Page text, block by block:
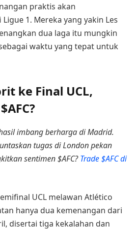
praktis akan
1. Mereka yang yakin Les
dua laga itu mungkin
waktu yang tepat untuk
ke Final UCL,
imbang berharga di Madrid.
tugas di London pekan
sentimen $AFC?Trade $AFC di
UCL melawan Atlético
hanya dua kemenangan dari
disertai tiga kekalahan dan